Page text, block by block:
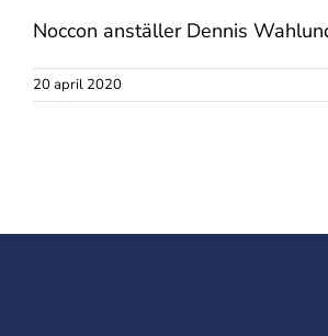
Noccon anställer Dennis
20 april 2020